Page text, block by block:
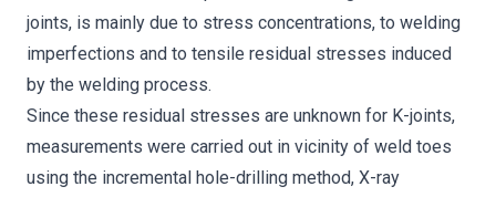
joints, is mainly due to stress concentrations, to welding
imperfections and to tensile residual stresses induced
by the welding process.
Since these residual stresses are unknown for K-joints,
measurements were carried out in vicinity of weld toes
using the incremental hole-drilling method, X-ray